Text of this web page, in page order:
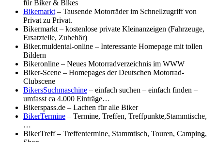
für Biker & Bikes
Bikemarkt – Tausende Motorräder im Schnellzugriff von
Privat zu Privat.
Bikermarkt – kostenlose private Kleinanzeigen (Fahrzeuge,
Ersatzteile, Zubehör)
Biker.muldental-online – Interessante Homepage mit tollen
Bildern
Bikeronline – Neues Motorradverzeichnis im WWW
Biker-Scene – Homepages der Deutschen Motorrad-
Clubscene
BikersSuchmaschine – einfach suchen – einfach finden –
umfasst ca 4.000 Einträge…
Bikerspass.de – Lachen für alle Biker
BikerTermine – Termine, Treffen, Treffpunkte,Stammtische,
…
BikerTreff – Treffentermine, Stammtisch, Touren, Camping,